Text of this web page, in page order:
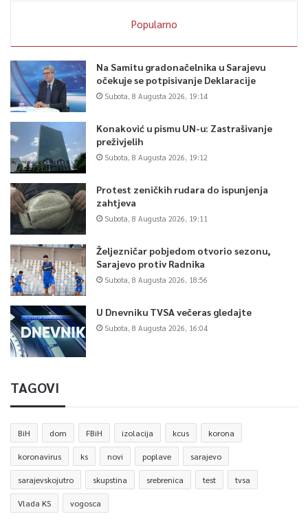
Popularno
Na Samitu gradonačelnika u Sarajevu
očekuje se potpisivanje Deklaracije
Subota, 8 Augusta 2026, 19:14
Konaković u pismu UN-u: Zastrašivanje
preživjelih
Subota, 8 Augusta 2026, 19:12
Protest zeničkih rudara do ispunjenja
zahtjeva
Subota, 8 Augusta 2026, 19:11
Željezničar pobjedom otvorio sezonu,
Sarajevo protiv Radnika
Subota, 8 Augusta 2026, 18:56
U Dnevniku TVSA večeras gledajte
Subota, 8 Augusta 2026, 16:04
TAGOVI
BiH dom FBiH izolacija kcus korona
koronavirus ks novi poplave sarajevo
sarajevskojutro skupstina srebrenica test tvsa
Vlada KS vogosca